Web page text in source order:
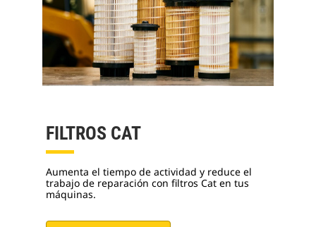
FILTROS CAT
Aumenta el tiempo de actividad y reduce el
trabajo de reparación con filtros Cat en tus
máquinas.